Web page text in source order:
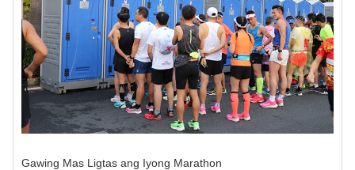
Gawing Mas Ligtas ang Iyong Marathon